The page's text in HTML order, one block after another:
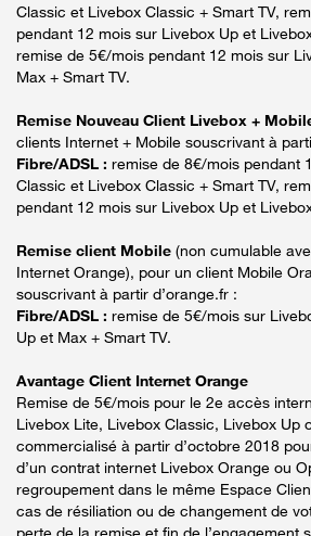
Classic et Livebox Classic + Smart TV,
pendant 12 mois sur Livebox Up et
remise de 5€/mois pendant 12 mois sur
Max + Smart TV.
Remise Nouveau Client Livebox +
clients Internet + Mobile souscrivant à
Fibre/ADSL : remise de 8€/mois pendant
Classic et Livebox Classic + Smart TV,
pendant 12 mois sur Livebox Up et
Remise client Mobile (non cumulable
Internet Orange), pour un client Mobile
souscrivant à partir d’orange.fr :
Fibre/ADSL : remise de 5€/mois sur
Up et Max + Smart TV.
Avantage Client Internet Orange
Remise de 5€/mois pour le 2e accès
Livebox Lite, Livebox Classic, Livebox Up
commercialisé à partir d’octobre 2018
d’un contrat internet Livebox Orange ou
regroupement dans le même Espace
cas de résiliation ou de changement de
perte de la remise et fin de l’engagement